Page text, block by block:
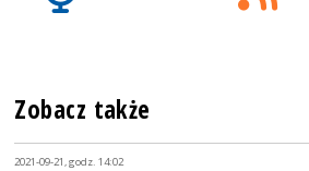
Zobacz także
2021-09-21, godz. 14:02